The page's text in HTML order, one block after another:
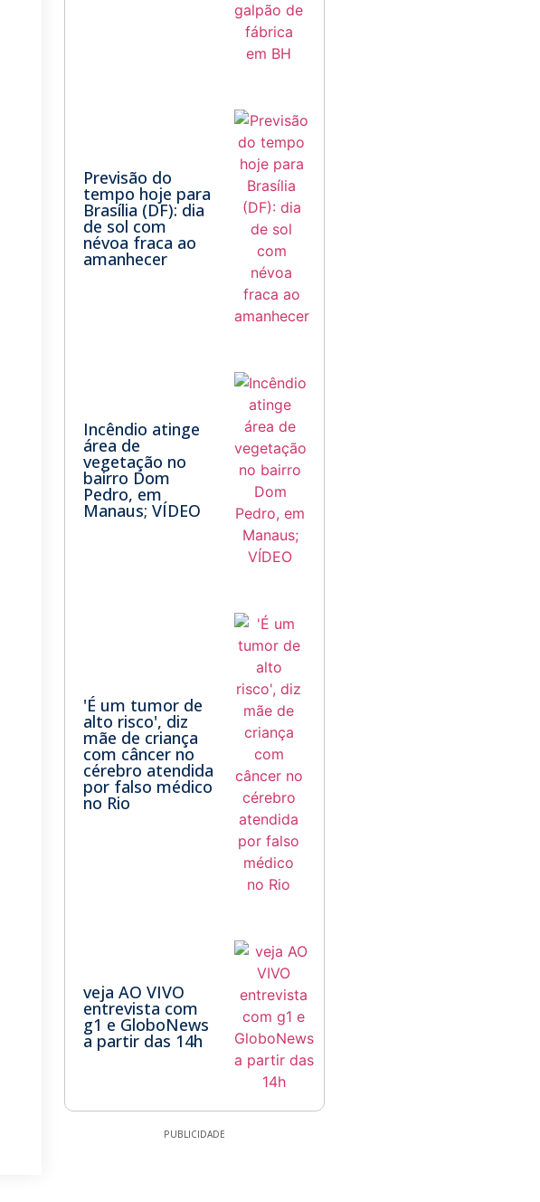
Previsão do
tempo hoje para
Brasília (DF): dia
de sol com
névoa fraca ao
amanhecer
Incêndio atinge
área de
vegetação no
bairro Dom
Pedro, em
Manaus; VÍDEO
'É um tumor de
alto risco', diz
mãe de criança
com câncer no
cérebro atendida
por falso médico
no Rio
veja AO VIVO
entrevista com
g1 e GloboNews
a partir das 14h
PUBLICIDADE